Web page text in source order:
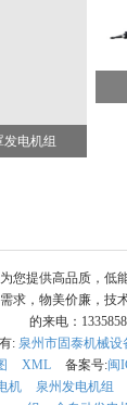
电机组
您提供高品质，低
求，物美价廉，技
的来电：
: 泉州市固泰机械设
XML 备案号:闽
机 泉州发电机组